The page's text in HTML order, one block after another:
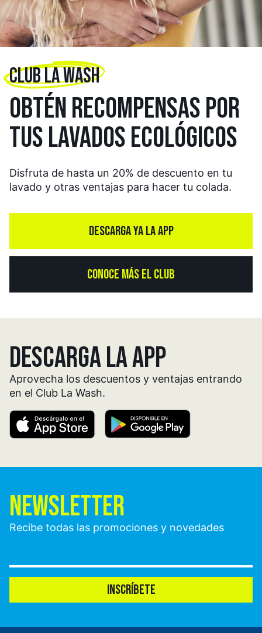
CLUB LA WASH
OBTÉN RECOMPENSAS POR
TUS LAVADOS ECOLÓGICOS
Disfruta de hasta un 20% de descuento en tu
lavado y otras ventajas para hacer tu colada.
DESCARGA YA LA APP
CONOCE MÁS EL CLUB
DESCARGA LA APP
Aprovecha los descuentos y ventajas entrando
en el Club La Wash.
NEWSLETTER
Recibe todas las promociones y novedades
INSCRÍBETE